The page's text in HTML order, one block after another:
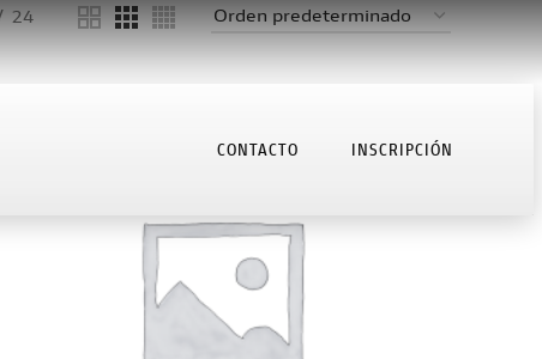
CONTACTO INSCRIPCIÓN
24